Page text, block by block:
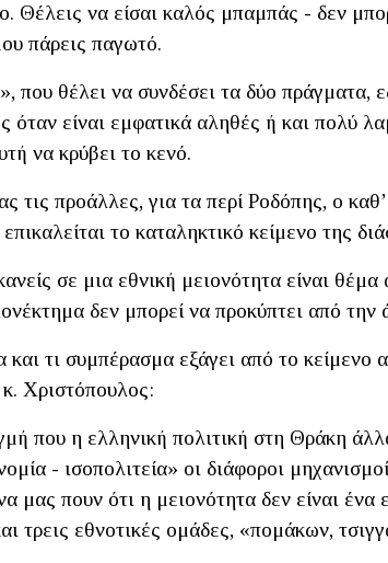
Θέλεις να είσαι καλός μπαμπάς - δεν
πάρεις παγωτό.
που θέλει να συνδέσει τα δύο πράγματα,
είναι εμφατικά αληθές ή και πολύ
να κρύβει το κενό.
τις προάλλες, για τα περί Ροδόπης, ο
το καταληκτικό κείμενο της
σε μια εθνική μειονότητα είναι
δεν μπορεί να προκύπτει από την
τι συμπέρασμα εξάγει από το κείμενο
Χριστόπουλος:
που η ελληνική πολιτική στη Θράκη
- ισοπολιτεία» οι διάφοροι
μας πουν ότι η μειονότητα δεν είναι ένα
τρεις εθνοτικές ομάδες, «πομάκων,